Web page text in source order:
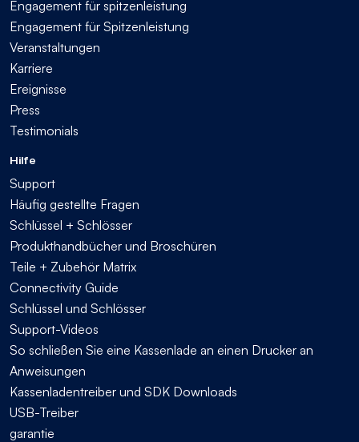
Engagement für spitzenleistung
Engagement für Spitzenleistung
Veranstaltungen
Karriere
Ereignisse
Press
Testimonials
Hilfe
Support
Häufig gestellte Fragen
Schlüssel + Schlösser
Produkthandbücher und Broschüren
Teile + Zubehör Matrix
Connectivity Guide
Schlüssel und Schlösser
Support-Videos
So schließen Sie eine Kassenlade an einen Drucker an
Anweisungen
Kassenladentreiber und SDK Downloads
USB-Treiber
garantie